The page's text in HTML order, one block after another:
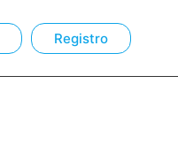
Registro